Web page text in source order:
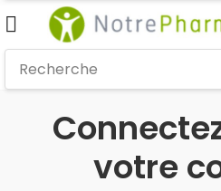
votre